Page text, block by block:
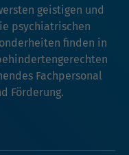
geistigen und
psychiatrischen
finden in
Fachpersonal
Förderung.